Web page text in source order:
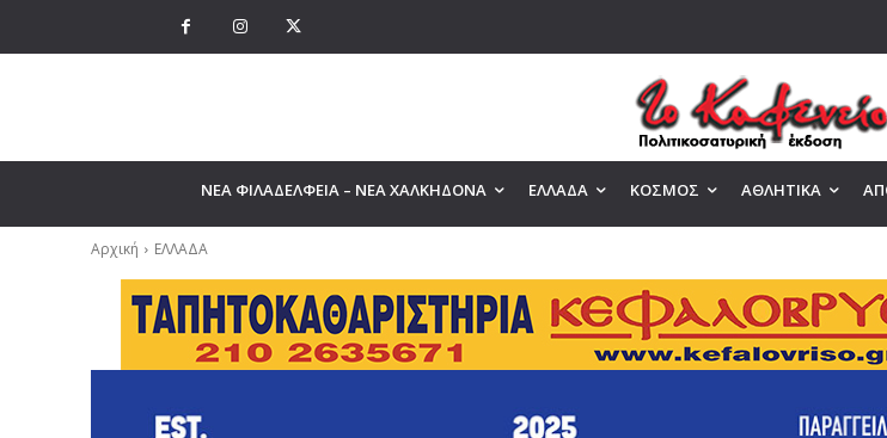
ΝΕΑ ΦΙΛΑΔΕΛΦΕΙΑ – ΝΕΑ ΧΑΛΚΗΔΟΝΑ ΕΛΛΑΔΑ ΚΟΣΜΟΣ ΑΘΛΗΤΙΚΑ
Αρχική ΕΛΛΑΔΑ